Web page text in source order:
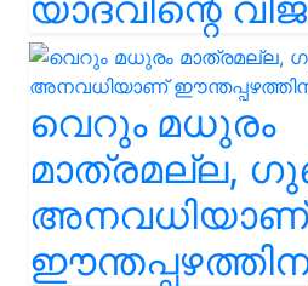
വെറും മധുരം
മാത്രമല്ല,
അനവധിയാണ്